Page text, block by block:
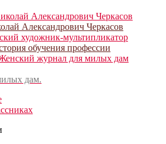
Александрович Черкасов
обучения профессии
дам.